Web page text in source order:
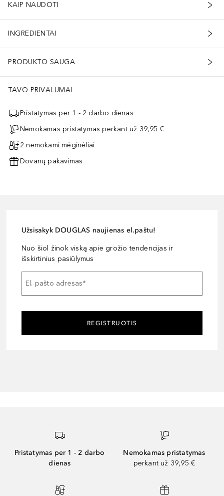
KAIP NAUDOTI
INGREDIENTAI
PRODUKTO SAUGA
TAVO PRIVALUMAI
Pristatymas per 1 - 2 darbo dienas
Nemokamas pristatymas perkant už 39,95 €
2 nemokami mėginėliai
Dovanų pakavimas
Užsisakyk DOUGLAS naujienas el.paštu!
Nuo šiol žinok viską apie grožio tendencijas ir
išskirtinius pasiūlymus
El. pašto adresas*
REGISTRUOTIS
Pristatymas per 1 - 2 darbo
dienas
Nemokamas pristatymas
perkant už 39,95 €